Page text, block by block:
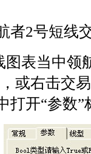
者2号短线
图表当中领
，或右击交
打开“参数